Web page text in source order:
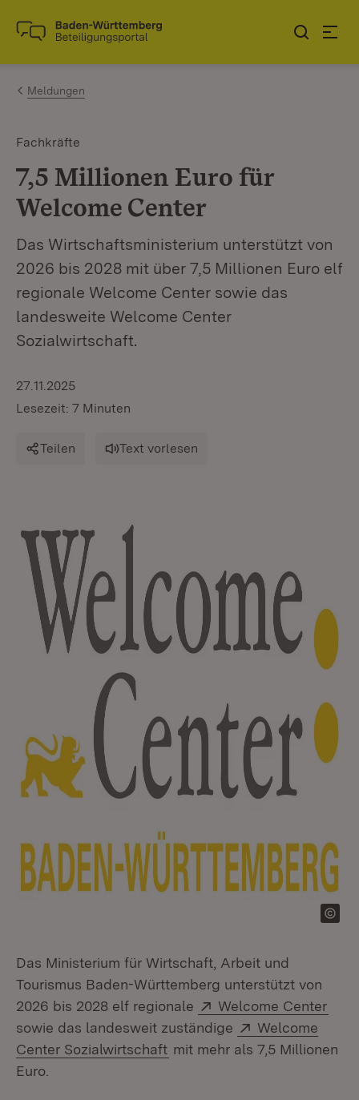
Zum Inhalt springen
Link zur Startseite
Meldungen
Fachkräfte
7,5 Millionen Euro für
Welcome Center
Das Wirtschaftsministerium unterstützt von
2026 bis 2028 mit über 7,5 Millionen Euro elf
regionale Welcome Center sowie das
landesweite Welcome Center
Sozialwirtschaft.
27.11.2025
Lesezeit: 7 Minuten
Teilen Text vorlesen
Das Ministerium für Wirtschaft, Arbeit und
Tourismus Baden-Württemberg unterstützt von
2026 bis 2028 elf regionale
Extern:
Welcome Center
sowie das landesweit zuständige
Extern:
Welcome
Center Sozialwirtschaft (Öffnet in neuem Fenster)
mit mehr als 7,5 Millionen
Euro.